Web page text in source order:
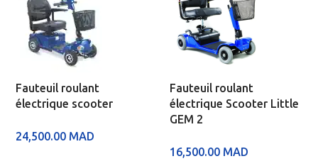
Fauteuil roulant
électrique scooter
24,500.00 MAD
Fauteuil roulant
électrique Scooter Little
GEM 2
16,500.00 MAD